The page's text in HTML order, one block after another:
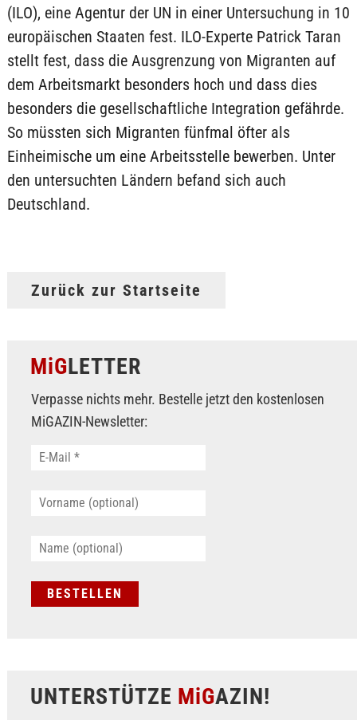
(ILO), eine Agentur der UN in einer Untersuchung in 10
europäischen Staaten fest. ILO-Experte Patrick Taran
stellt fest, dass die Ausgrenzung von Migranten auf
dem Arbeitsmarkt besonders hoch und dass dies
besonders die gesellschaftliche Integration gefährde.
So müssten sich Migranten fünfmal öfter als
Einheimische um eine Arbeitsstelle bewerben. Unter
den untersuchten Ländern befand sich auch
Deutschland.
Zurück zur Startseite
MiGLETTER
Verpasse nichts mehr. Bestelle jetzt den kostenlosen
MiGAZIN-Newsletter:
UNTERSTÜTZE MiGAZIN!